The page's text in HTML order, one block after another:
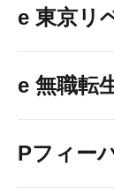
e 東京リ
e 無職転
Pフィー